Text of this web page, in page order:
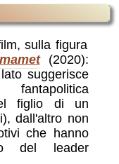
sulla figura
(2020):
suggerisce
fantapolitica
figlio di un
dall'altro non
che hanno
del leader